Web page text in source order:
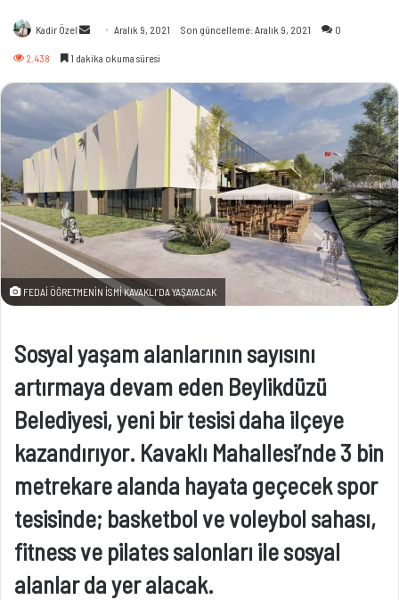
Kadir Özel
Bir
göndermek
Aralık 9, 2021 Son güncelleme: Aralık 9, 2021 0
2.438 1 dakika okuma süresi
FEDAİ ÖĞRETMENİN İSMİ KAVAKLI’DA YAŞAYACAK
Sosyal yaşam alanlarının sayısını
artırmaya devam eden Beylikdüzü
Belediyesi, yeni bir tesisi daha ilçeye
kazandırıyor. Kavaklı Mahallesi’nde 3 bin
metrekare alanda hayata geçecek spor
tesisinde; basketbol ve voleybol sahası,
fitness ve pilates salonları ile sosyal
alanlar da yer alacak.